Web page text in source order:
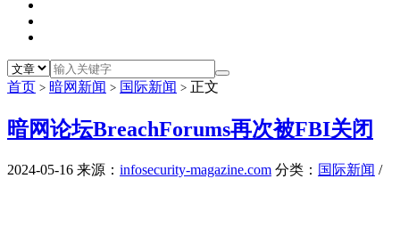
首页 > 暗网新闻 > 国际新闻 > 正文
暗网论坛BreachForums再次被FBI关闭
2024-05-16 来源： infosecurity-magazine.com 分类： 国际新闻 /